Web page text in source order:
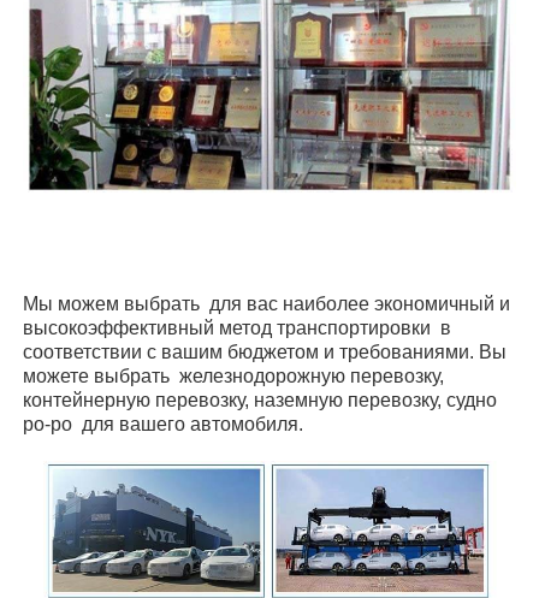
Мы можем выбрать для вас наиболее экономичный и
высокоэффективный метод транспортировки в
соответствии с вашим бюджетом и требованиями. Вы
можете выбратьжелезнодорожную перевозку,
контейнерную перевозку, наземную перевозку, судно
ро-ро для вашего автомобиля.